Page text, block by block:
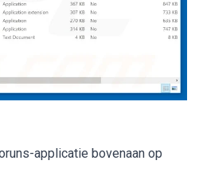
applicatie bovenaan op